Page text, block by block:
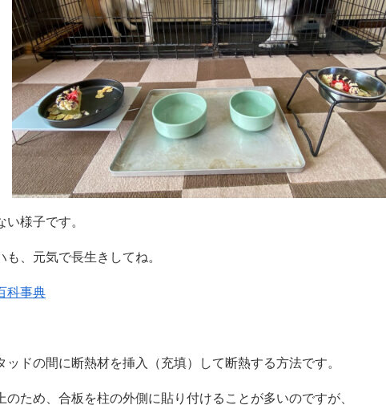
様子です。
、元気で長生きしてね。
科事典
の間に断熱材を挿入（充填）して断熱する方法です。
め、合板を柱の外側に貼り付けることが多いのですが、